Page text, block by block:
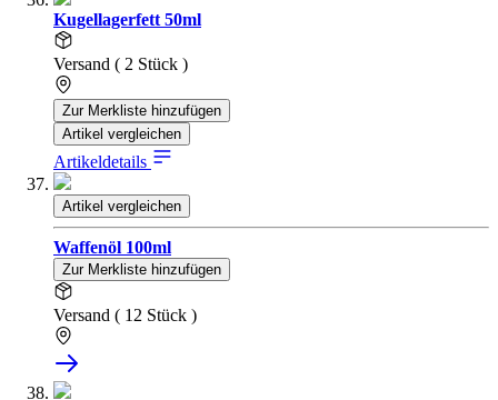
Kugellagerfett 50ml
Versand ( 2 Stück )
Zur Merkliste hinzufügen
Artikel vergleichen
Artikeldetails
Artikel vergleichen
Waffenöl 100ml
Zur Merkliste hinzufügen
Versand ( 12 Stück )